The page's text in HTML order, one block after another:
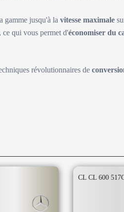
gamme jusqu'à la vitesse maximale
ce qui vous permet d'économiser du
révolutionnaires de
CL CL 600